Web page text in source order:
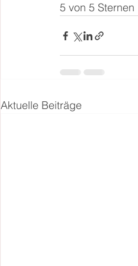
5 von 5 Sternen
Aktuelle Beiträge